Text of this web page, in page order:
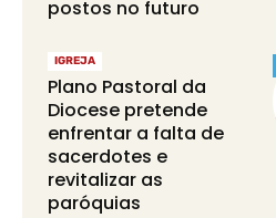
postos no futuro
IGREJA
Plano Pastoral da
Diocese pretende
enfrentar a falta de
sacerdotes e
revitalizar as
paróquias